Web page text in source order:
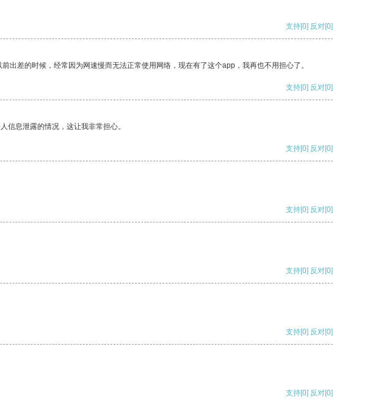
支持[0] 反对[0]
差的时候，经常因为网速慢而无法正常使用网络，现在有了这个app，我再也不用担心了。
支持[0] 反对[0]
信息泄露的情况，这让我非常担心。
支持[0] 反对[0]
支持[0] 反对[0]
支持[0] 反对[0]
支持[0] 反对[0]
支持[0] 反对[0]